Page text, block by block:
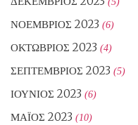
ΝΟΈΜΒΡΙΟΣ 2023 (6)
ΟΚΤΏΒΡΙΟΣ 2023 (4)
ΣΕΠΤΈΜΒΡΙΟΣ 2023 (5)
ΙΟΎΝΙΟΣ 2023 (6)
ΜΆΙΟΣ 2023 (10)